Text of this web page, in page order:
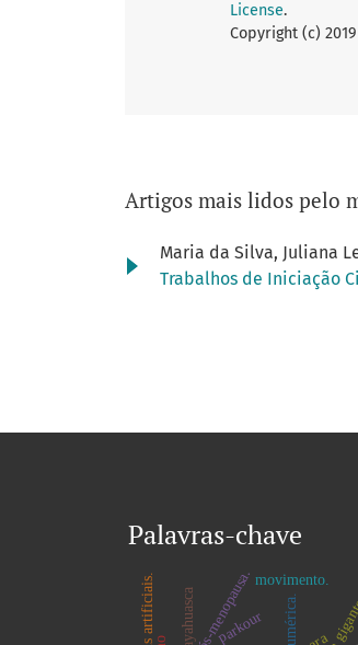
License.
Copyright (c)
Artigos mais lidos pelo
Maria da Silva, Juliana
Trabalhos de Iniciação
Palavras-chave
ayahuasca
movimento.
parkour